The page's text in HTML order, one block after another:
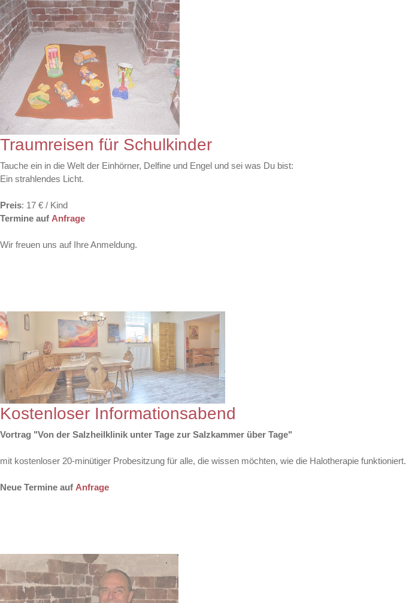
Traumreisen für Schulkinder
Tauche ein in die Welt der Einhörner, Delfine und Engel und sei was Du bist:
Ein strahlendes Licht.
Preis: 17 € / Kind
Termine auf Anfrage
Wir freuen uns auf Ihre Anmeldung.
Kostenloser Informationsabend
Vortrag "Von der Salzheilklinik unter Tage zur Salzkammer über Tage"
mit kostenloser 20-minütiger Probesitzung für alle, die wissen möchten, wie die Halotherapie funktioniert.
Neue Termine auf Anfrage